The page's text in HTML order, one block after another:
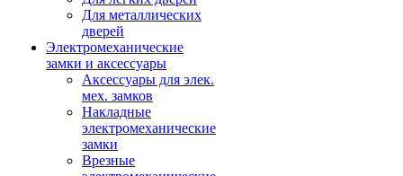
Для металлических
дверей
Электромеханические
замки и аксессуары
Аксессуары для элек.
мех. замков
Накладные
электромеханические
замки
Врезные